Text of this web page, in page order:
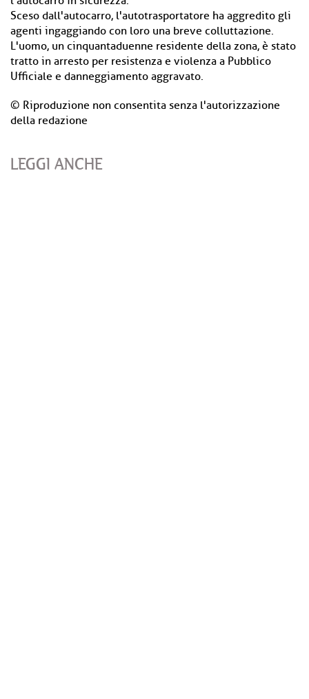
Sceso dall'autocarro, l'autotrasportatore ha aggredito gli
agenti ingaggiando con loro una breve colluttazione.
L'uomo, un cinquantaduenne residente della zona, è stato
tratto in arresto per resistenza e violenza a Pubblico
Ufficiale e danneggiamento aggravato.
© Riproduzione non consentita senza l'autorizzazione
della redazione
LEGGI ANCHE